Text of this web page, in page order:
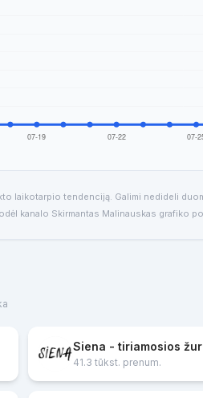
laikotarpio tendenciją. Galimi nedideli
kanalo Skirmantas Malinauskas grafiko
41.3 tūkst. prenum.